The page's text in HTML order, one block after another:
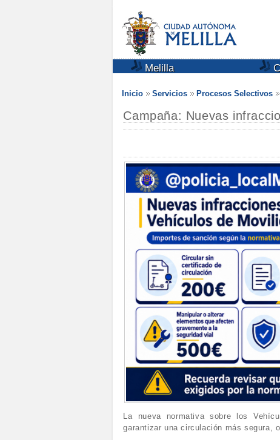
Melilla
Inicio Servicios Procesos Selectivos
Campaña: Nuevas
La nueva normativa sobre los
garantizar una circulación más segura,